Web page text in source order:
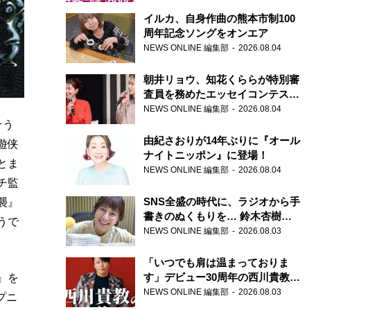
侠
ま
監
で
を
ニ
イルカ、自身作曲の熊本市制100
周年記念ソングをオンエア
NEWS ONLINE 編集部 2026.08.04
朝井リョウ、知花くららが特別審
査員を務めたエッセイコンテスト
の特別番組「#いまあなたに伝え
NEWS ONLINE 編集部 2026.08.04
由紀さおりが14年ぶりに『オール
ナイトニッポン』に登場！
NEWS ONLINE 編集部 2026.08.04
SNS全盛の時代に、ラジオから手
書きのぬくもりを… 鈴木杏樹の
直筆はがきが届く！
郵便局
NEWS ONLINE 編集部 2026.08.03
「いつでも肩は温まっておりま
す」デビュー30周年の西川貴教が
『オールナイトニッポン』に登
NEWS ONLINE 編集部 2026.08.03